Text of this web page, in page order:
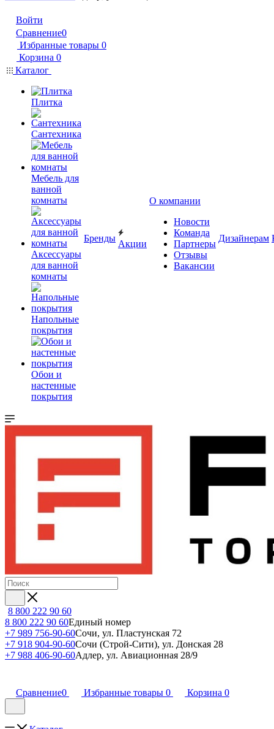
Войти
Сравнение0
Избранные товары 0
Корзина 0
Каталог
Плитка
Сантехника
Мебель для
ванной
комнаты
Аксессуары
для ванной
комнаты
Напольные
покрытия
Обои и
настенные
покрытия
Бренды
Акции
О компании
Новости
Команда
Партнеры
Отзывы
Вакансии
Дизайнерам
8 800 222 90 60
8 800 222 90 60Единый номер
+7 989 756-90-60Сочи, ул. Пластунская 72
+7 918 904-90-60Сочи (Строй-Сити), ул. Донская 28
+7 988 406-90-60Адлер, ул. Авиационная 28/9
Сравнение0 Избранные товары 0 Корзина 0